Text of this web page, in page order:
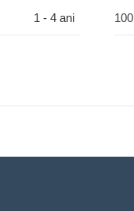
1 - 4 ani
100